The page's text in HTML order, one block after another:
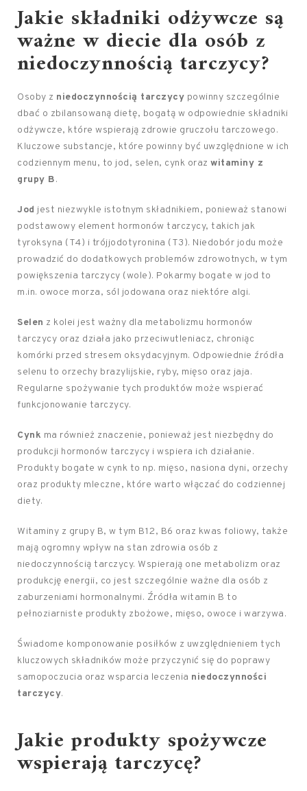
Jakie składniki odżywcze są
ważne w diecie dla osób z
niedoczynnością tarczycy?
Osoby z niedoczynnością tarczycy powinny szczególnie
dbać o zbilansowaną dietę, bogatą w odpowiednie składniki
odżywcze, które wspierają zdrowie gruczołu tarczowego.
Kluczowe substancje, które powinny być uwzględnione w ich
codziennym menu, to jod, selen, cynk oraz witaminy z
grupy B.
Jod jest niezwykle istotnym składnikiem, ponieważ stanowi
podstawowy element hormonów tarczycy, takich jak
tyroksyna (T4) i trójjodotyronina (T3). Niedobór jodu może
prowadzić do dodatkowych problemów zdrowotnych, w tym
powiększenia tarczycy (wole). Pokarmy bogate w jod to
m.in. owoce morza, sól jodowana oraz niektóre algi.
Selen z kolei jest ważny dla metabolizmu hormonów
tarczycy oraz działa jako przeciwutleniacz, chroniąc
komórki przed stresem oksydacyjnym. Odpowiednie źródła
selenu to orzechy brazylijskie, ryby, mięso oraz jaja.
Regularne spożywanie tych produktów może wspierać
funkcjonowanie tarczycy.
Cynk ma również znaczenie, ponieważ jest niezbędny do
produkcji hormonów tarczycy i wspiera ich działanie.
Produkty bogate w cynk to np. mięso, nasiona dyni, orzechy
oraz produkty mleczne, które warto włączać do codziennej
diety.
Witaminy z grupy B, w tym B12, B6 oraz kwas foliowy, także
mają ogromny wpływ na stan zdrowia osób z
niedoczynnością tarczycy. Wspierają one metabolizm oraz
produkcję energii, co jest szczególnie ważne dla osób z
zaburzeniami hormonalnymi. Źródła witamin B to
pełnoziarniste produkty zbożowe, mięso, owoce i warzywa.
Świadome komponowanie posiłków z uwzględnieniem tych
kluczowych składników może przyczynić się do poprawy
samopoczucia oraz wsparcia leczenia niedoczynności
tarczycy.
Jakie produkty spożywcze
wspierają tarczycę?